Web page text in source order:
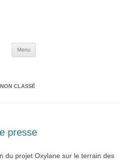
Menu
NON CLASSÉ
presse
du projet Oxylane sur le terrain des